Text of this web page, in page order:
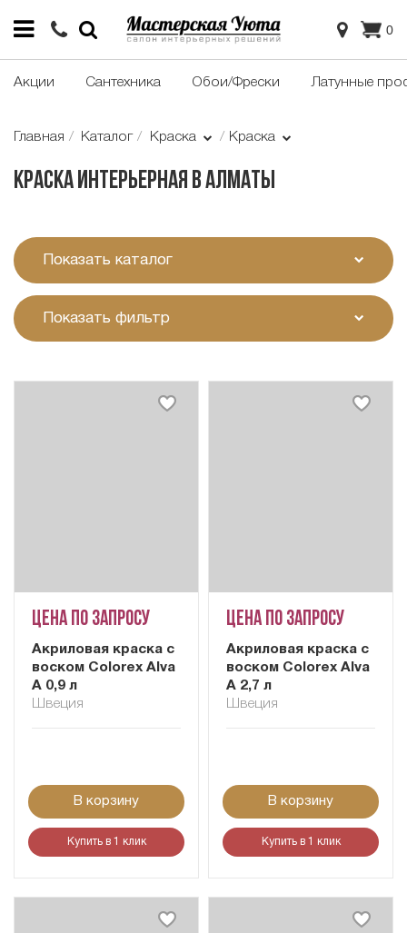
0
Акции Сантехника Обои/Фрески Латунные
Главная Каталог Краска Краска
Краска интерьерная в Алматы
Показать каталог
Показать фильтр
Цена по запросу
Акриловая краска с
воском Colorex Alva
A 0,9 л
Швеция
В корзину
Купить в 1 клик
Цена по запросу
Акриловая краска с
воском Colorex Alva
A 2,7 л
Швеция
В корзину
Купить в 1 клик